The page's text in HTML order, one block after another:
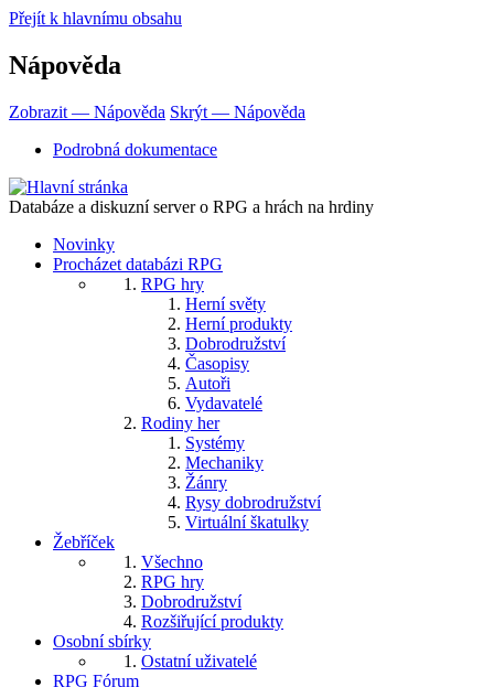
Přejít k hlavnímu obsahu
Nápověda
Zobrazit — Nápověda Skrýt — Nápověda
Podrobná dokumentace
Databáze a diskuzní server o RPG a hrách na hrdiny
Novinky
Procházet databázi RPG
RPG hry
Herní světy
Herní produkty
Dobrodružství
Časopisy
Autoři
Vydavatelé
Rodiny her
Systémy
Mechaniky
Žánry
Rysy dobrodružství
Virtuální škatulky
Žebříček
Všechno
RPG hry
Dobrodružství
Rozšiřující produkty
Osobní sbírky
Ostatní uživatelé
RPG Fórum